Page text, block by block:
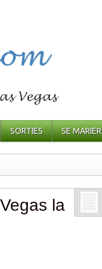
SORTIES SE MARIER
la